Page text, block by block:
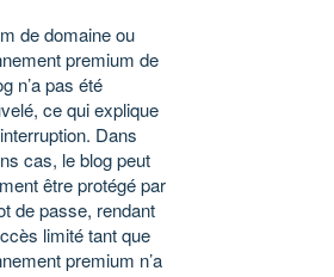
de domaine ou
premium de
n’a pas été
ce qui explique
Dans
cas, le blog peut
être protégé par
de passe, rendant
limité tant que
premium n’a